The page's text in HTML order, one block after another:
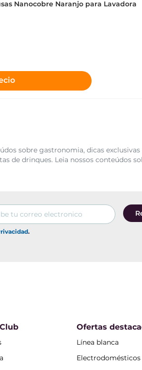
Nanocobre Naranjo para Lavadora
sobre gastronomia, dicas exclusivas
de drinques. Leia nossos conteúdos
.
Ofertas
Línea blanca
Electrodomésticos